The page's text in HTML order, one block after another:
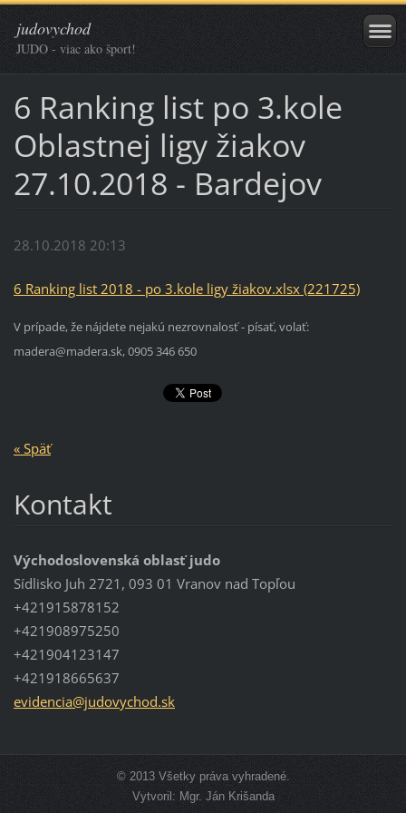
judovychod
JUDO - viac ako šport!
6 Ranking list po 3.kole
Oblastnej ligy žiakov
27.10.2018 - Bardejov
28.10.2018 20:13
6 Ranking list 2018 - po 3.kole ligy žiakov.xlsx (221725)
V prípade, že nájdete nejakú nezrovnalosť - písať, volať:
madera@madera.sk, 0905 346 650
« Späť
Kontakt
Východoslovenská oblasť judo
Sídlisko Juh 2721, 093 01 Vranov nad Topľou
+421915878152
+421908975250
+421904123147
+421918665637
evidencia@judovychod.sk
© 2013 Všetky práva vyhradené.
Vytvoril: Mgr. Ján Krišanda